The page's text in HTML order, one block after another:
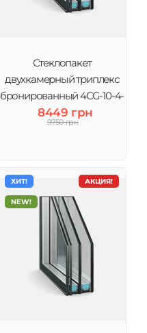
Стеклопакет
двухкамерный триплекс
бронированный 4CG-10-4-
10-4 (3 стекла) Виконт
8449 грн
9750 грн
АКЦИЯ!
ХИТ!
NEW!